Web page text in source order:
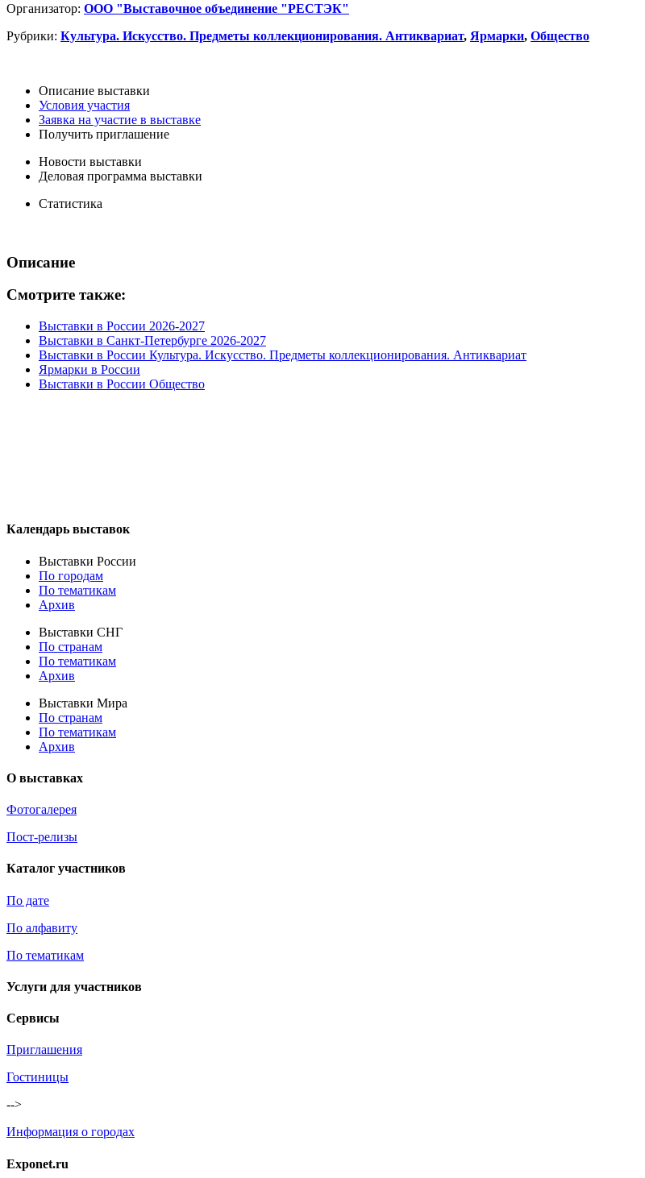
Организатор: ООО "Выставочное объединение "РЕСТЭК"
Рубрики: Культура. Искусство. Предметы коллекционирования. Антиквариат, Ярмарки, Общество
Описание выставки
Условия участия
Заявка на участие в выставке
Получить приглашение
Новости выставки
Деловая программа выставки
Статистика
Описание
Смотрите также:
Выставки в России 2026-2027
Выставки в Санкт-Петербурге 2026-2027
Выставки в России Культура. Искусство. Предметы коллекционирования. Антиквариат
Ярмарки в России
Выставки в России Общество
Календарь выставок
Выставки России
По городам
По тематикам
Архив
Выставки СНГ
По странам
По тематикам
Архив
Выставки Мира
По странам
По тематикам
Архив
О выставках
Фотогалерея
Пост-релизы
Каталог участников
По дате
По алфавиту
По тематикам
Услуги для участников
Сервисы
Приглашения
Гостиницы
-->
Информация о городах
Exponet.ru